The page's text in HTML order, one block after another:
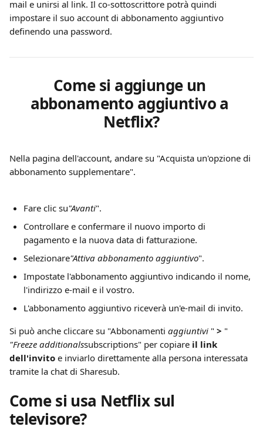
mail e unirsi al link. Il co-sottoscrittore potrà quindi
impostare il suo account di abbonamento aggiuntivo
definendo una password.
Come si aggiunge un
abbonamento aggiuntivo a
Netflix?
Nella pagina dell'account, andare su "Acquista un'opzione di
abbonamento supplementare".
Fare clic su"Avanti".
Controllare e confermare il nuovo importo di
pagamento e la nuova data di fatturazione.
Selezionare"Attiva abbonamento aggiuntivo".
Impostate l'abbonamento aggiuntivo indicando il nome,
l'indirizzo e-mail e il vostro.
L'abbonamento aggiuntivo riceverà un'e-mail di invito.
Si può anche cliccare su "Abbonamenti aggiuntivi " > "
"Freeze additionalssubscriptions" per copiare il link
dell'invito e inviarlo direttamente alla persona interessata
tramite la chat di Sharesub.
Come si usa Netflix sul
televisore?